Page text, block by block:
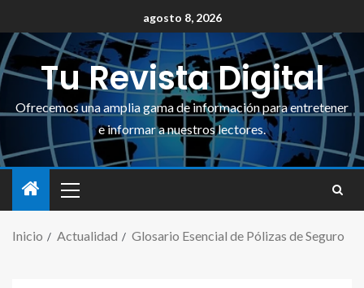
agosto 8, 2026
Tu Revista Digital
Ofrecemos una amplia gama de información para entretener
e informar a nuestros lectores.
Inicio Actualidad Glosario Esencial de Pólizas de Seguro